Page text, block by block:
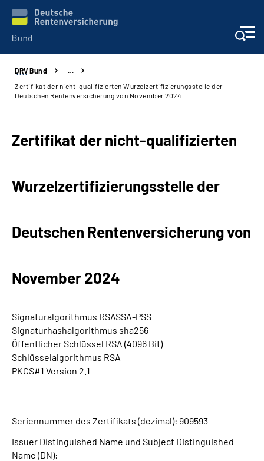
Beratung & Kontakt
Presse
Online-Services
Inhalte in Gebärdensprache (DGS)
Suche
DRV Bund
…
Zertifikat der nicht-qualifizierten Wurzelzertifizierungsstelle der
Deutschen Rentenversicherung von November 2024
Zertifikat der nicht-qualifizierten
Wurzelzertifizierungsstelle der
Deutschen Rentenversicherung von
November 2024
Signaturalgorithmus RSASSA-PSS
Signaturhashalgorithmus sha256
Öffentlicher Schlüssel RSA (4096 Bit)
Schlüsselalgorithmus RSA
PKCS#1 Version 2.1
Seriennummer des Zertifikats (dezimal): 909593
Issuer Distinguished Name und Subject Distinguished
Name (DN):